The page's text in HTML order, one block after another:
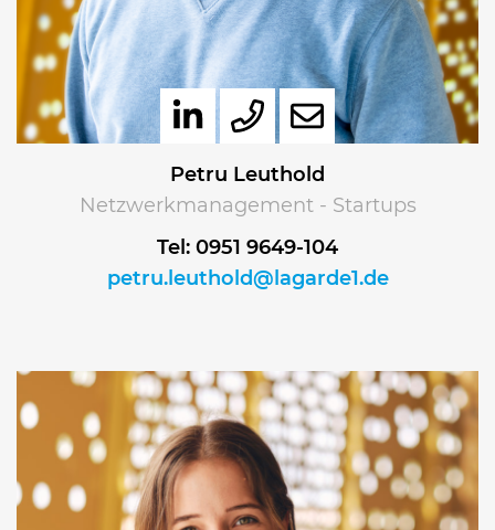
Petru Leuthold
Netzwerkmanagement - Startups
Tel: 0951 9649-104
petru.leuthold@lagarde1.de